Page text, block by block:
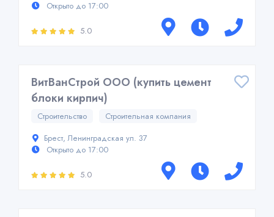
Открыто до 17:00
5.0
ВитВанСтрой ООО (купить цемент
блоки кирпич)
Строительство
Строительная компания
Брест, Ленинградская ул. 37
Открыто до 17:00
5.0